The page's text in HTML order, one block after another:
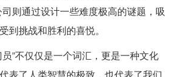
司则通过设计一些难度极高的谜题，吸
到挑战和胜利的喜悦。
”不仅仅是一个词汇，更是一种文化